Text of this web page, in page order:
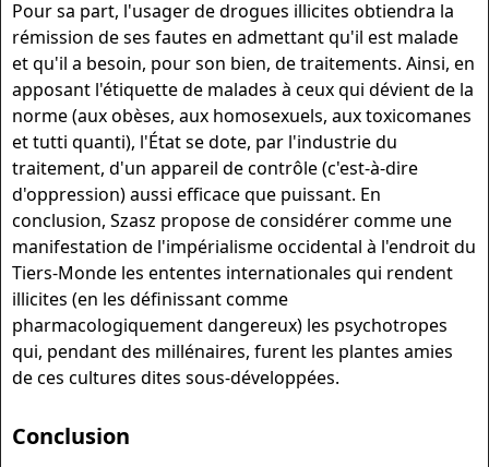
Pour sa part, l'usager de drogues illicites obtiendra la
rémission de ses fautes en admettant qu'il est malade
et qu'il a besoin, pour son bien, de traitements. Ainsi, en
apposant l'étiquette de malades à ceux qui dévient de la
norme (aux obèses, aux homosexuels, aux toxicomanes
et tutti quanti), l'État se dote, par l'industrie du
traitement, d'un appareil de contrôle (c'est-à-dire
d'oppression) aussi efficace que puissant. En
conclusion, Szasz propose de considérer comme une
manifestation de l'impérialisme occidental à l'endroit du
Tiers-Monde les ententes internationales qui rendent
illicites (en les définissant comme
pharmacologiquement dangereux) les psychotropes
qui, pendant des millénaires, furent les plantes amies
de ces cultures dites sous-développées.
Conclusion